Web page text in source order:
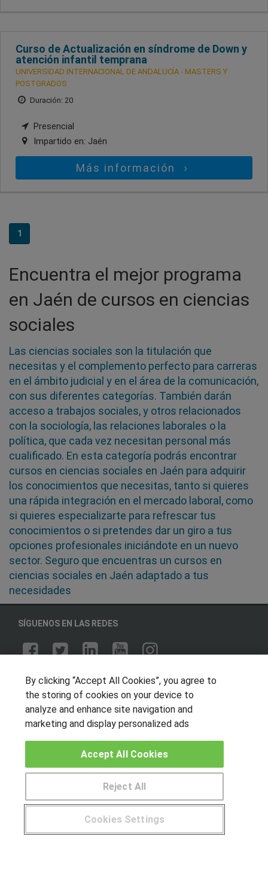
Curso de Actualización en síndrome de Down y
atención infantil temprana
UNIVERSIDAD INTERNACIONAL DE ANDALUCÍA - MASTERS Y
POSTGRADOS
Duración: 20
Presencial
Impartido en: Jaén
Más información
1
Encuentra el mejor programa
en Jaén de cursos en ciencias
sociales
Las ciencias sociales son la titulación que
necesitas y el complemento perfecto para carreras
en el ámbito judicial y en el área de la comunicación,
con sus diferentes categorías. También darán
acceso a trabajos sociales, y otros relacionados
con la sociología, las relaciones laborales o la
política, que cada vez necesitan personal más
cualificado. En esta categoría podrás encontrar
cursos en ciencias sociales en Jaén para adquirir
los conocimientos que necesitas, tanto si quieres
una rápida integración en el mercado laboral, como
si quieres especializarte para refrescar tus
conocimientos o si pretendes dar un giro a tus
opciones profesionales iniciándote en un nuevo
sector. Seguro que encuentras un cursos en
ciencias sociales en Jaén adaptado a tus
necesidades
SÍGUENOS EN LAS REDES
OTROS GRUPOS DE INTERES
Muro de los idiomas
Hablemos de empleo
CENTROS DE FORMACIÓN
¿Tienes alguna duda? 900 264 357
By clicking “Accept All Cookies”, you agree to
the storing of cookies on your device to
analyze and enhance site navigation and
marketing and display personalized ads
Cookies Settings
Reject All
Accept All Cookies